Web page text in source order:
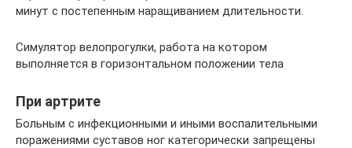
минут с постепенным наращиванием длительности.
Симулятор велопрогулки, работа на котором
выполняется в горизонтальном положении тела
При артрите
Больным с инфекционными и иными воспалительными
поражениями суставов ног категорически запрещены